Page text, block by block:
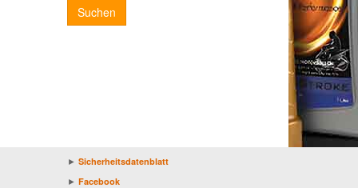
Suchen
► Sicherheitsdatenblatt
► Facebook